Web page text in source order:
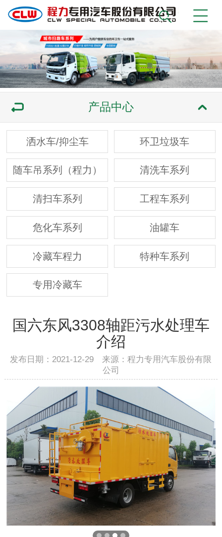
产品中心
洒水车/抑尘车 环卫垃圾车
随车吊系列（程力） 清洗车系列
清扫车系列 工程车系列
危化车系列 油罐车
冷藏车程力 特种车系列
专用冷藏车
国六东风3308轴距污水处理车
介绍
发布日期：2021-12-29 来源：程力专用汽车股份有限
公司